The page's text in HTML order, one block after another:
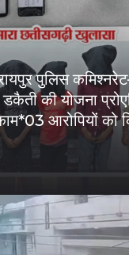
पुलिस
की योजना
आरोपियों को